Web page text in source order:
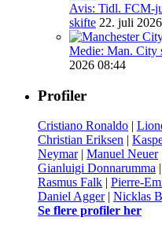
Avis: Tidl. FCM-
skifte 22. juli
Medie: Man. City
2026 08:44
Profiler
Cristiano Ronaldo |
Christian Eriksen |
Neymar| Manuel Neuer
Gianluigi Donnarumma |
Rasmus Falk | Pierre-
Daniel Agger| Nicklas
Se flere profiler her